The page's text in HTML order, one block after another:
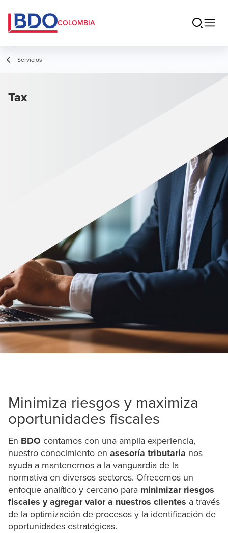
COLOMBIA
Servicios
Tax
Minimiza riesgos y maximiza
oportunidades fiscales
En BDO contamos con una amplia experiencia,
nuestro conocimiento en asesoría tributaria nos
ayuda a mantenernos a la vanguardia de la
normativa en diversos sectores. Ofrecemos un
enfoque analítico y cercano para minimizar riesgos
fiscales y agregar valor a nuestros clientes a través
de la optimización de procesos y la identificación de
oportunidades estratégicas.